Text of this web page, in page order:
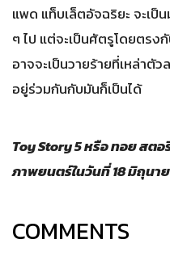
แพด แท็บเล็ตอัจฉริยะ จะเป็
ๆ ไป แต่จะเป็นศัตรูโดยตร
อาจจะเป็นวายร้ายที่เหล่าตั
อยู่ร่วมกันกับมันก็เป็นได้
Toy Story 5 หรือ ทอย สตอ
ภาพยนตร์ในวันที่ 18 มิถุนา
COMMENTS